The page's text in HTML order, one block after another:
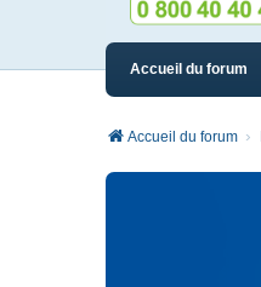
Accueil du forum
Accueil du forum